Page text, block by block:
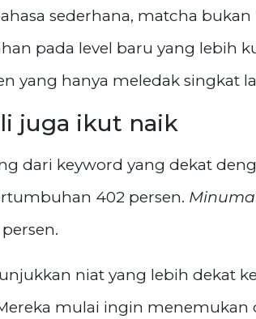
sederhana, matcha
pada level baru yang lebih
yang hanya meledak singkat
juga ikut naik
dari keyword yang dekat
402 persen.
niat yang lebih dekat
mulai ingin menemukan